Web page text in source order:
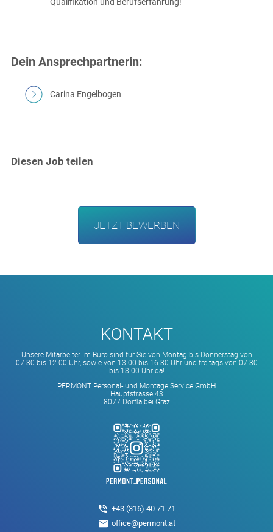
Dein Ansprechpartnerin:
Carina Engelbogen
Diesen Job teilen
JETZT BEWERBEN
KONTAKT
Unsere Mitarbeiter im Büro sind für Sie von Montag bis Donnerstag von
07:30 bis 12:00 Uhr, sowie von 13:00 bis 16:30 Uhr und freitags von 07:30
bis 13:00 Uhr da!
PERMONT Personal- und Montage Service GmbH
Hauptstrasse 43
8077 Dörfla bei Graz
+43 (316) 40 71 71
office@permont.at